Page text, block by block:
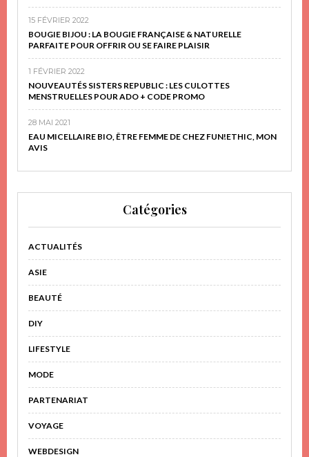
15 FÉVRIER 2022
BOUGIE BIJOU : LA BOUGIE FRANÇAISE & NATURELLE
PARFAITE POUR OFFRIR OU SE FAIRE PLAISIR
1 FÉVRIER 2022
NOUVEAUTÉS SISTERS REPUBLIC : LES CULOTTES
MENSTRUELLES POUR ADO + CODE PROMO
28 MAI 2021
EAU MICELLAIRE BIO, ÊTRE FEMME DE CHEZ FUN!ETHIC, MON
AVIS
Catégories
ACTUALITÉS
ASIE
BEAUTÉ
DIY
LIFESTYLE
MODE
PARTENARIAT
VOYAGE
WEBDESIGN